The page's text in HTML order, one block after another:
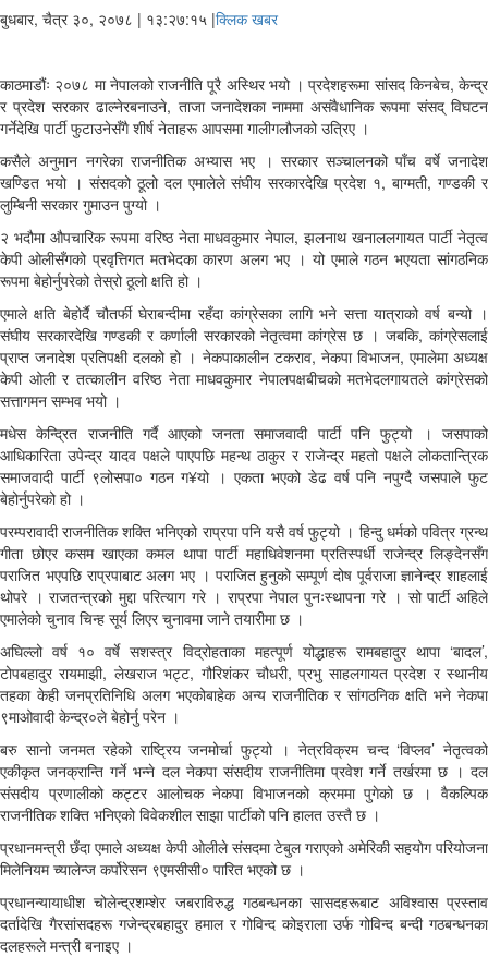
बुधबार, चैत्र ३०, २०७८ | १३:२७:१५ |क्लिक खबर
काठमाडौंः २०७८ मा नेपालको राजनीति पूरै अस्थिर भयो । प्रदेशहरूमा सांसद किनबेच, केन्द्र
र प्रदेश सरकार ढाल्नेरबनाउने, ताजा जनादेशका नाममा असंवैधानिक रूपमा संसद् विघटन
गर्नेदेखि पार्टी फुटाउनेसँगै शीर्ष नेताहरू आपसमा गालीगलौजको उत्रिए ।
कसैले अनुमान नगरेका राजनीतिक अभ्यास भए । सरकार सञ्चालनको पाँच वर्षे जनादेश
खण्डित भयो । संसदको ठूलो दल एमालेले संघीय सरकारदेखि प्रदेश १, बाग्मती, गण्डकी र
लुम्बिनी सरकार गुमाउन पुग्यो ।
२ भदौमा औपचारिक रूपमा वरिष्ठ नेता माधवकुमार नेपाल, झलनाथ खनाललगायत पार्टी नेतृत्व
केपी ओलीसँगको प्रवृत्तिगत मतभेदका कारण अलग भए । यो एमाले गठन भएयता सांगठनिक
रूपमा बेहोर्नुपरेको तेस्रो ठूलो क्षति हो ।
एमाले क्षति बेहोर्दै चौतर्फी घेराबन्दीमा रहँदा कांग्रेसका लागि भने सत्ता यात्राको वर्ष बन्यो ।
संघीय सरकारदेखि गण्डकी र कर्णाली सरकारको नेतृत्वमा कांग्रेस छ । जबकि, कांग्रेसलाई
प्राप्त जनादेश प्रतिपक्षी दलको हो । नेकपाकालीन टकराव, नेकपा विभाजन, एमालेमा अध्यक्ष
केपी ओली र तत्कालीन वरिष्ठ नेता माधवकुमार नेपालपक्षबीचको मतभेदलगायतले कांग्रेसको
सत्तागमन सम्भव भयो ।
मधेस केन्द्रित राजनीति गर्दै आएको जनता समाजवादी पार्टी पनि फुट्यो । जसपाको
आधिकारिता उपेन्द्र यादव पक्षले पाएपछि महन्थ ठाकुर र राजेन्द्र महतो पक्षले लोकतान्त्रिक
समाजवादी पार्टी ९लोसपा० गठन ग¥यो । एकता भएको डेढ वर्ष पनि नपुग्दै जसपाले फुट
बेहोर्नुपरेको हो ।
परम्परावादी राजनीतिक शक्ति भनिएको राप्रपा पनि यसै वर्ष फुट्यो । हिन्दु धर्मको पवित्र ग्रन्थ
गीता छोएर कसम खाएका कमल थापा पार्टी महाधिवेशनमा प्रतिस्पर्धी राजेन्द्र लिङ्देनसँग
पराजित भएपछि राप्रपाबाट अलग भए । पराजित हुनुको सम्पूर्ण दोष पूर्वराजा ज्ञानेन्द्र शाहलाई
थोपरे । राजतन्त्रको मुद्दा परित्याग गरे । राप्रपा नेपाल पुनःस्थापना गरे । सो पार्टी अहिले
एमालेको चुनाव चिन्ह सूर्य लिएर चुनावमा जाने तयारीमा छ ।
अघिल्लो वर्ष १० वर्षे सशस्त्र विद्रोहताका महत्पूर्ण योद्धाहरू रामबहादुर थापा ‘बादल’,
टोपबहादुर रायमाझी, लेखराज भट्ट, गौरिशंकर चौधरी, प्रभु साहलगायत प्रदेश र स्थानीय
तहका केही जनप्रतिनिधि अलग भएकोबाहेक अन्य राजनीतिक र सांगठनिक क्षति भने नेकपा
९माओवादी केन्द्र०ले बेहोर्नु परेन ।
बरु सानो जनमत रहेको राष्ट्रिय जनमोर्चा फुट्यो । नेत्रविक्रम चन्द ‘विप्लव’ नेतृत्वको
एकीकृत जनक्रान्ति गर्ने भन्ने दल नेकपा संसदीय राजनीतिमा प्रवेश गर्ने तर्खरमा छ । दल
संसदीय प्रणालीको कट्टर आलोचक नेकपा विभाजनको क्रममा पुगेको छ । वैकल्पिक
राजनीतिक शक्ति भनिएको विवेकशील साझा पार्टीको पनि हालत उस्तै छ ।
प्रधानमन्त्री छँदा एमाले अध्यक्ष केपी ओलीले संसदमा टेबुल गराएको अमेरिकी सहयोग परियोजना
मिलेनियम च्यालेन्ज कर्पोरेसन ९एमसीसी० पारित भएको छ ।
प्रधानन्यायाधीश चोलेन्द्रशम्शेर जबराविरुद्ध गठबन्धनका सासदहरूबाट अविश्वास प्रस्ताव
दर्तादेखि गैरसांसदहरू गजेन्द्रबहादुर हमाल र गोविन्द कोइराला उर्फ गोविन्द बन्दी गठबन्धनका
दलहरूले मन्त्री बनाइए ।